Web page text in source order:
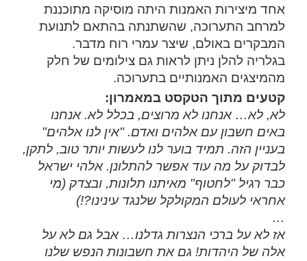
אחד מיצירות האמנות היתה מוסיקה מתוכננת
למרחב התערוכה, שהשתנתה בהתאם לתנועת
המבקרים באולם, שיצר עמרי רוח מדבר.
בגלריה להלן ניתן לראות גם צילומים של חלק
מהמיצגים האמנותיים בתערוכה.
קטעים מתוך הטקסט במאמרון:
לא, לא… אנחנו לא מרוצים, בכלל לא. אנחנו
באים חשבון עם אלהים ואדם. "אין לנו אלהים"
בעניין הזה. תמיד בוער לנו לעשות יותר טוב, לתקן,
לבדוק על מה עוד אפשר להתלונן. אלהי ישראל
כבר רגיל "לחטוף" מאיתנו תלונות, ובצדק (מי
אחראי לעולם המקולקל שלנגד עינינו?!)
…
אז לא על ברכי הנצרות גדלנו… אבל גם לא על
אלה של היהדות! גם את חשבונות הנפש שלנו